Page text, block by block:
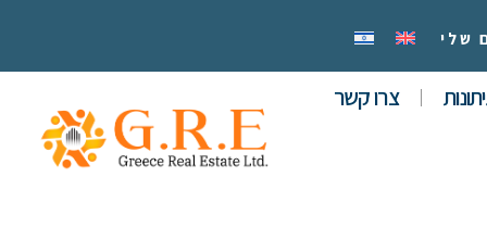
שלי
צרו קשר